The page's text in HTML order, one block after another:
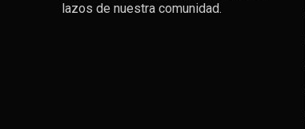
lazos de nuestra comunidad.